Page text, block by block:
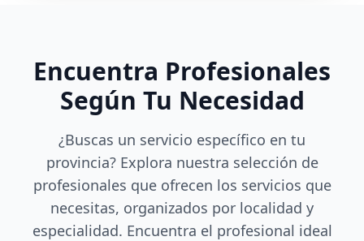
Encuentra Profesionales
Según Tu Necesidad
¿Buscas un servicio específico en tu
provincia? Explora nuestra selección de
profesionales que ofrecen los servicios que
necesitas, organizados por localidad y
especialidad. Encuentra el profesional ideal